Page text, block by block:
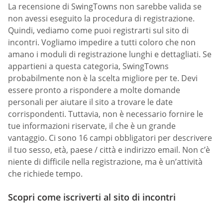
La recensione di SwingTowns non sarebbe valida se
non avessi eseguito la procedura di registrazione.
Quindi, vediamo come puoi registrarti sul sito di
incontri. Vogliamo impedire a tutti coloro che non
amano i moduli di registrazione lunghi e dettagliati. Se
appartieni a questa categoria, SwingTowns
probabilmente non è la scelta migliore per te. Devi
essere pronto a rispondere a molte domande
personali per aiutare il sito a trovare le date
corrispondenti. Tuttavia, non è necessario fornire le
tue informazioni riservate, il che è un grande
vantaggio. Ci sono 16 campi obbligatori per descrivere
il tuo sesso, età, paese / città e indirizzo email. Non c’è
niente di difficile nella registrazione, ma è un’attività
che richiede tempo.
Scopri come iscriverti al sito di incontri